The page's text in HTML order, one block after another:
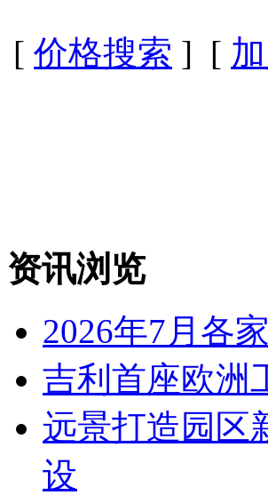
[ 价格搜索 ] [
资讯浏览
2026年7月各
吉利首座欧洲
远景打造园区
设